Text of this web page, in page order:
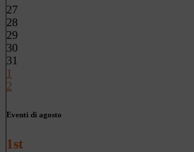
27
28
29
30
31
1
2
Eventi di agosto
1st